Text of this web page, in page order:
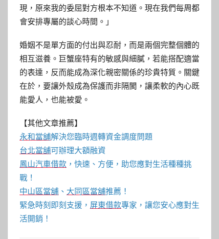
現，原來我的委屈對方根本不知道。現在我們每周都
會安排專屬的談心時間。」
婚姻不是單方面的付出與忍耐，而是兩個完整個體的
相互滋養。巨蟹座特有的敏感與細膩，若能搭配適當
的表達，反而能成為深化親密關係的珍貴特質。關鍵
在於，要讓外殼成為保護而非隔閡，讓柔軟的內心既
能愛人，也能被愛。
【其他文章推薦】
永和當舖解決您臨時週轉資金調度問題
台北當舖可辦理大額融資
鳳山汽車借款 ，快速、方便，助您應對生活種種挑
戰！
中山區當舖 、 大同區當舖推薦！
緊急時刻即刻支援， 屏東借款專家，讓您安心應對生
活開銷！